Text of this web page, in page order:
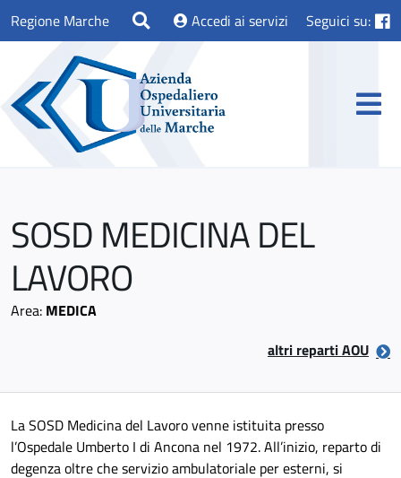
Regione Marche Accedi ai servizi Seguici su:
SOSD MEDICINA DEL
LAVORO
Area: MEDICA
altri reparti AOU
La SOSD Medicina del Lavoro venne istituita presso
l’Ospedale Umberto I di Ancona nel 1972. All’inizio, reparto di
degenza oltre che servizio ambulatoriale per esterni, si